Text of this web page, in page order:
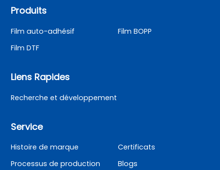
Produits
Film auto-adhésif
Film BOPP
Film DTF
Liens Rapides
Recherche et développement
Service
Histoire de marque
Certificats
Processus de production
Blogs